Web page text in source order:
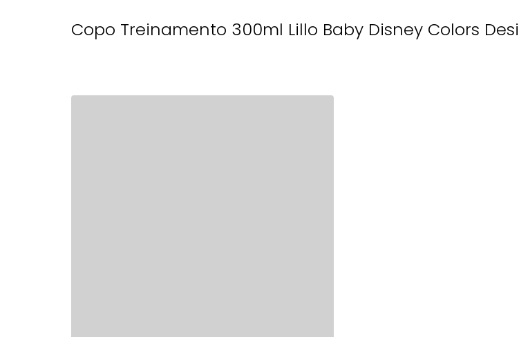
Copo Treinamento 300ml Lillo Baby Disney Colors